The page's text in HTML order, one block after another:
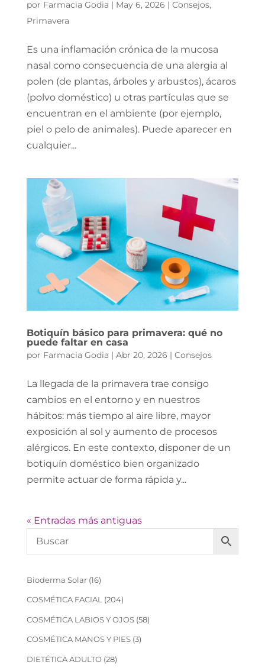
por Farmacia Godia | May 6, 2026 | Consejos,
Primavera
Es una inflamación crónica de la mucosa
nasal como consecuencia de una alergia al
polen (de plantas, árboles y arbustos), ácaros
(polvo doméstico) u otras partículas que se
encuentran en el ambiente (por ejemplo,
piel o pelo de animales). Puede aparecer en
cualquier...
Botiquín básico para primavera: qué no
puede faltar en casa
por Farmacia Godia | Abr 20, 2026 | Consejos
La llegada de la primavera trae consigo
cambios en el entorno y en nuestros
hábitos: más tiempo al aire libre, mayor
exposición al sol y aumento de procesos
alérgicos. En este contexto, disponer de un
botiquín doméstico bien organizado
permite actuar de forma rápida y...
« Entradas más antiguas
Bioderma Solar 1616
productos
COSMÉTICA FACIAL 204204
productos
COSMÉTICA LABIOS Y OJOS 5858
COSMÉTICA MANOS Y PIES 33
DIETÉTICA ADULTO 2828